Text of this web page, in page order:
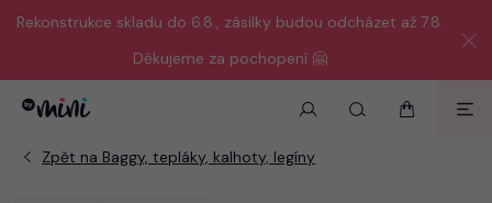
Rekonstrukce skladu do 6.8., zásilky budou odcházet až 7.8.
Děkujeme za pochopení 🤗